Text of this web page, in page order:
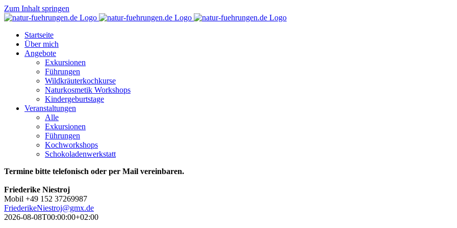
Zum Inhalt springen
Startseite
Über mich
Angebote
Exkursionen
Führungen
Wildkräuterkochkurse
Naturkosmetik Workshops
Kindergeburtstage
Veranstaltungen
Alle
Exkursionen
Führungen
Kochworkshops
Schokoladenwerkstatt
Termine bitte telefonisch oder per Mail vereinbaren.
Friederike Niestroj
Mobil +49 152 37269987
FriederikeNiestroj@gmx.de
2026-08-08T00:00:00+02:00